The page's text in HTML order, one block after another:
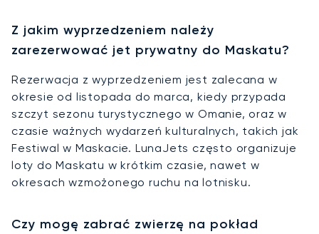
Z jakim wyprzedzeniem należy
zarezerwować jet prywatny do Maskatu?
Rezerwacja z wyprzedzeniem jest zalecana w
okresie od listopada do marca, kiedy przypada
szczyt sezonu turystycznego w Omanie, oraz w
czasie ważnych wydarzeń kulturalnych, takich jak
Festiwal w Maskacie. LunaJets często organizuje
loty do Maskatu w krótkim czasie, nawet w
okresach wzmożonego ruchu na lotnisku.
Czy mogę zabrać zwierzę na pokład